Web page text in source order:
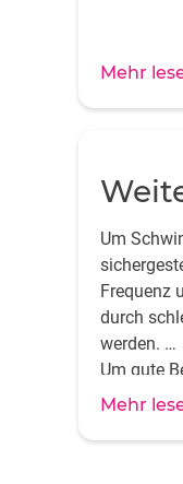
Mehr
Um
Frequenz
durch
werden.
Um gute
erzielen,
Mehr